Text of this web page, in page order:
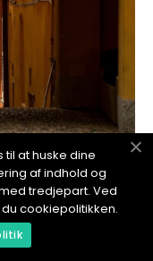
at huske dine
af indhold og
tredjepart. Ved
cookiepolitikken.